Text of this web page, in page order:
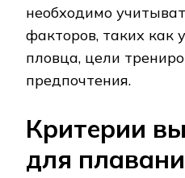
необходимо
факторов, таких как
пловца, цели
предпочтения.
Критерии
для